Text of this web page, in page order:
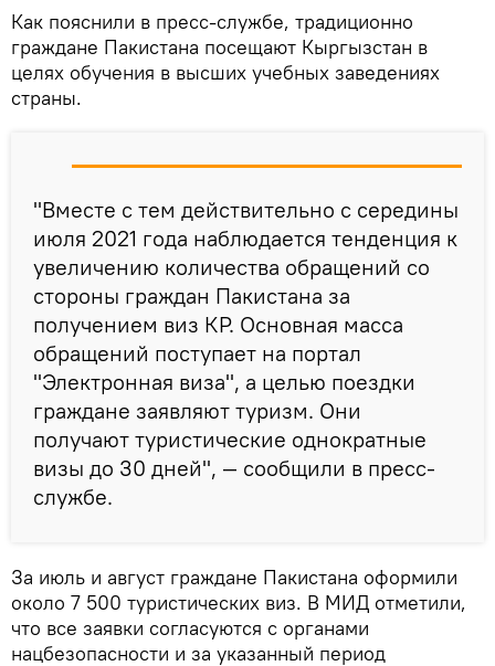
Как пояснили в пресс-службе, традиционно
граждане Пакистана посещают Кыргызстан в
целях обучения в высших учебных заведениях
страны.
"Вместе с тем действительно с середины
июля 2021 года наблюдается тенденция к
увеличению количества обращений со
стороны граждан Пакистана за
получением виз КР. Основная масса
обращений поступает на портал
"Электронная виза", а целью поездки
граждане заявляют туризм. Они
получают туристические однократные
визы до 30 дней", — сообщили в пресс-
службе.
За июль и август граждане Пакистана оформили
около 7 500 туристических виз. В МИД отметили,
что все заявки согласуются с органами
нацбезопасности и за указанный период